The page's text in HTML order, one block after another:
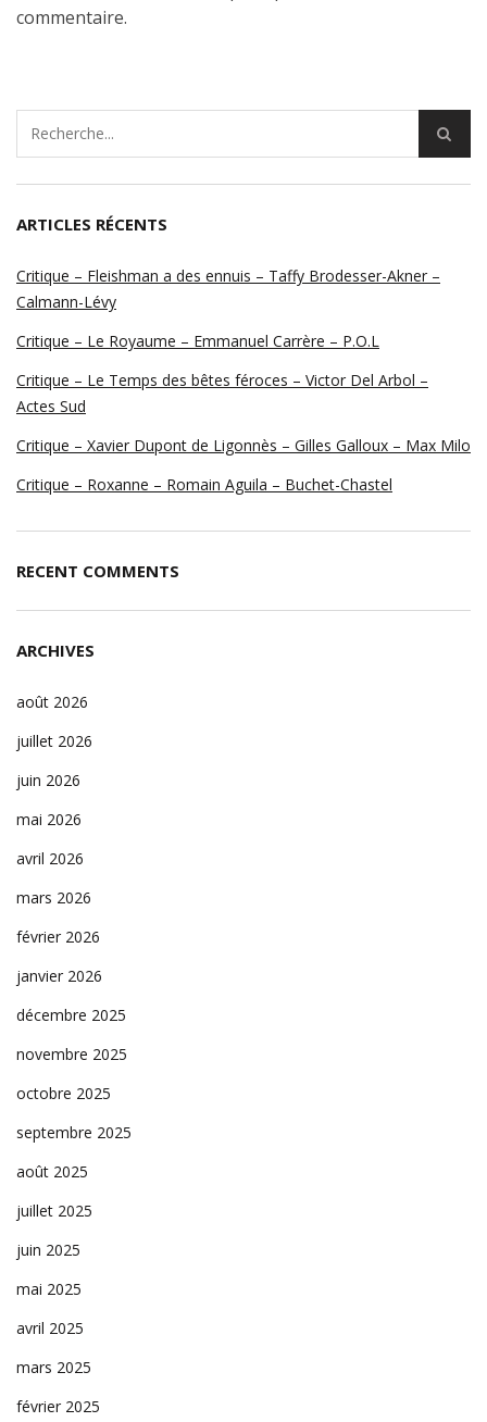
commentaire.
ARTICLES RÉCENTS
Critique – Fleishman a des ennuis – Taffy Brodesser-Akner –
Calmann-Lévy
Critique – Le Royaume – Emmanuel Carrère – P.O.L
Critique – Le Temps des bêtes féroces – Victor Del Arbol –
Actes Sud
Critique – Xavier Dupont de Ligonnès – Gilles Galloux – Max Milo
Critique – Roxanne – Romain Aguila – Buchet-Chastel
RECENT COMMENTS
ARCHIVES
août 2026
juillet 2026
juin 2026
mai 2026
avril 2026
mars 2026
février 2026
janvier 2026
décembre 2025
novembre 2025
octobre 2025
septembre 2025
août 2025
juillet 2025
juin 2025
mai 2025
avril 2025
mars 2025
février 2025